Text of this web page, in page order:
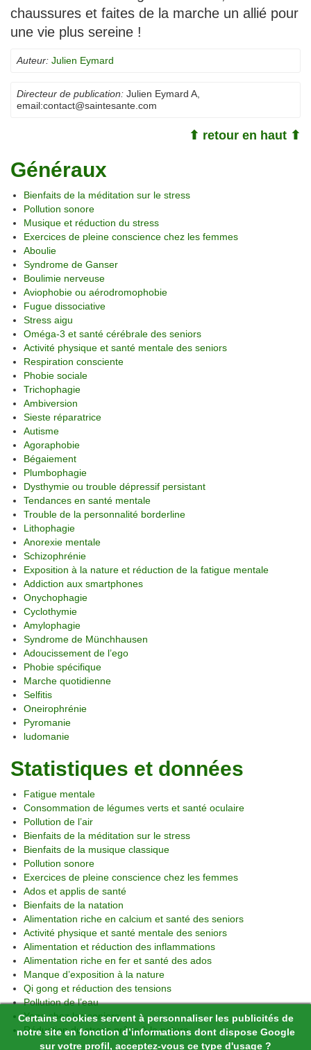
Certains cookies servent à personnaliser les publicités de
notre site en fonction d’informations dont dispose Google
sur votre profil, acceptez-vous ce type d'usage ?
chaussures et faites de la marche un allié pour
une vie plus sereine !
Auteur: Julien Eymard
Directeur de publication: Julien Eymard A
email:contact@saintesante.com
⬆ retour en haut ⬆
Généraux
Bienfaits de la méditation sur le stress
Pollution sonore
Musique et réduction du stress
Exercices de pleine conscience chez les femmes
Aboulie
Syndrome de Ganser
Boulimie nerveuse
Aviophobie ou aérodromophobie
Fugue dissociative
Stress aigu
Oméga-3 et santé cérébrale des seniors
Activité physique et santé mentale des seniors
Respiration consciente
Phobie sociale
Trichophagie
Ambiversion
Sieste réparatrice
Autisme
Agoraphobie
Bégaiement
Plumbophagie
Dysthymie ou trouble dépressif persistant
Tendances en santé mentale
Trouble de la personnalité borderline
Lithophagie
Anorexie mentale
Schizophrénie
Exposition à la nature et réduction de la fatigue mentale
Addiction aux smartphones
Onychophagie
Cyclothymie
Amylophagie
Syndrome de Münchhausen
Adoucissement de l’ego
Phobie spécifique
Marche quotidienne
Selfitis
Oneirophrénie
Pyromanie
ludomanie
Statistiques et données
Fatigue mentale
Consommation de légumes verts et santé oculaire
Pollution de l’air
Bienfaits de la méditation sur le stress
Bienfaits de la musique classique
Pollution sonore
Exercices de pleine conscience chez les femmes
Ados et applis de santé
Bienfaits de la natation
Alimentation riche en calcium et santé des seniors
Activité physique et santé mentale des seniors
Alimentation et réduction des inflammations
Alimentation riche en fer et santé des ados
Manque d’exposition à la nature
Qi gong et réduction des tensions
Pollution de l’eau
Yoga chez les seniors
Réduction du stress grâce à la nature